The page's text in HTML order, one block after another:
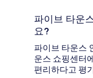
파이브 타운
요?
파이브 타운스
운스 쇼핑센터
편리하다고 평